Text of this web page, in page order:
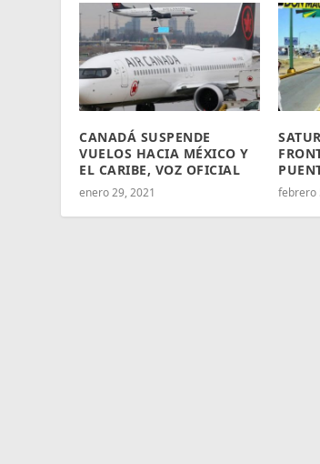
CANADÁ SUSPENDE
VUELOS HACIA MÉXICO Y
EL CARIBE, VOZ OFICIAL
enero 29, 2021 febrero